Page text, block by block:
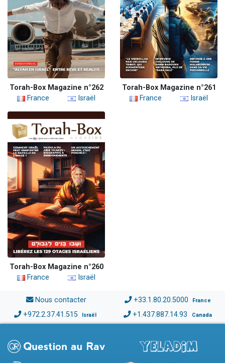
Torah-Box Magazine n°262
France
Israël
Torah-Box Magazine n°261
France
Israël
Torah-Box Magazine n°260
France
Israël
Nous contacter +33.1.80.20.5000 France
+972.2.37.41.515 Israël +1.437.887.14.93 Canada